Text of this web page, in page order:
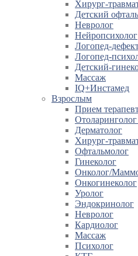
Хирург-
Детский
Невролог
Нейропсихолог
Логопед-
Логопед-
Детский-
Массаж
IQ+Инстамед
Взрослым
Прием
Дерматолог
Хирург-
Офтальмолог
Гинеколог
Онколог/
Онкогинеколог
Уролог
Эндокринолог
Невролог
Кардиолог
Массаж
Психолог